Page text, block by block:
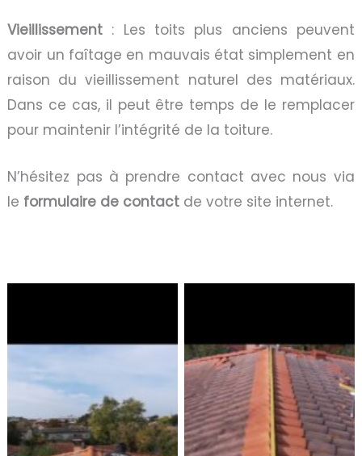
Vieillissement : Les toits plus anciens peuvent
avoir un faîtage en mauvais état simplement en
raison du vieillissement naturel des matériaux.
Dans ce cas, il peut être temps de le remplacer
pour maintenir l’intégrité de la toiture.
N’hésitez pas à prendre contact avec nous via
le formulaire de contact de votre site internet.
L’Expertise en
remplacement de
L’Expertise en
remplacement de